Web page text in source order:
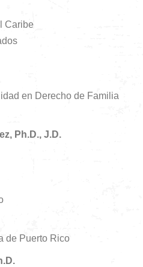
Caribe
en Derecho de Familia
Ph.D., J.D.
de Puerto Rico